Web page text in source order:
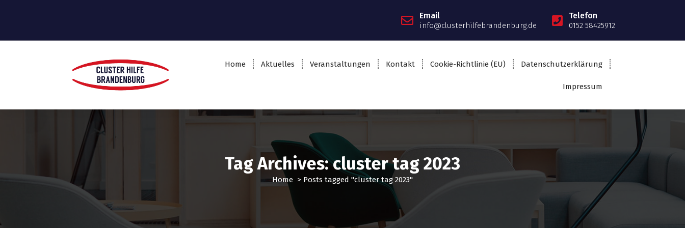
Email
info@clusterhilfebrandenburg.de
Telefon
0152 58425912
Home Aktuelles Veranstaltungen Kontakt Cookie-Richtlinie (EU) Datenschutzerklärung
Impressum
Tag Archives: cluster tag 2023
Home > Posts tagged "cluster tag 2023"